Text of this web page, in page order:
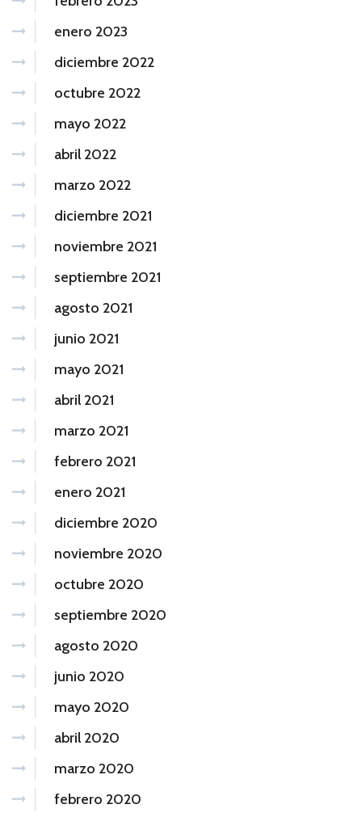
enero 2023
diciembre 2022
octubre 2022
mayo 2022
abril 2022
marzo 2022
diciembre 2021
noviembre 2021
septiembre 2021
agosto 2021
junio 2021
mayo 2021
abril 2021
marzo 2021
febrero 2021
enero 2021
diciembre 2020
noviembre 2020
octubre 2020
septiembre 2020
agosto 2020
junio 2020
mayo 2020
abril 2020
marzo 2020
febrero 2020